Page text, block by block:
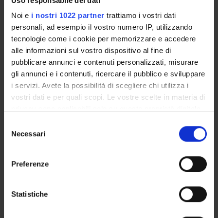
Noi e i nostri 1022 partner trattiamo i vostri dati
personali, ad esempio il vostro numero IP, utilizzando
tecnologie come i cookie per memorizzare e accedere
alle informazioni sul vostro dispositivo al fine di
pubblicare annunci e contenuti personalizzati, misurare
gli annunci e i contenuti, ricercare il pubblico e sviluppare
i servizi. Avete la possibilità di scegliere chi utilizza i
vostri dati e per quali scopi. Le vostre scelte in materia di
modificare o revocare il proprio consenso in qualsiasi
momento dalla Dichiarazione sui cookie o facendo clic
raccogliere informazioni sulla tua posizione
geografica, con un'approssimazione di qualche
delNecessari
Preferenze
Statistiche
Organi collegiali e di governo
Docenti
Agevolazioni economiche
Alloggi
Documenti
OFFERTA FORMATIVA
DOTTORATI, MASTER E FORMAZIONE SUPERIORE
Contatti
Luoghi